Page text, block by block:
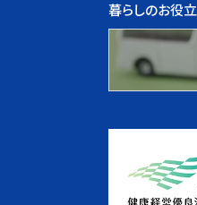
暮らしのお役